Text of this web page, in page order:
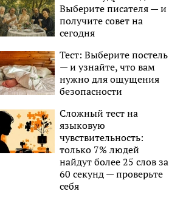
Выберите писателя — и
получите совет на
сегодня
Тест: Выберите постель
— и узнайте, что вам
нужно для ощущения
безопасности
Сложный тест на
языковую
чувствительность:
только 7% людей
найдут более 25 слов за
60 секунд — проверьте
себя